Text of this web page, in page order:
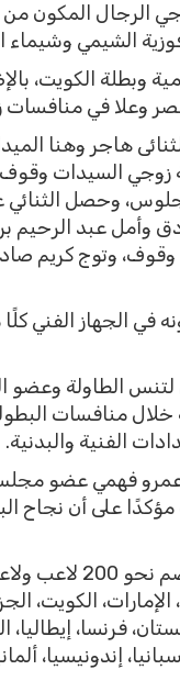
الرجال المكون
الشيمي وشيماء
وبطلة الكويت،
مصر وعلا في
هاجر وهنا
السيدات وقوف
جلوس، وحصل
وأمل عبد الرحيم
وتوج كريم
الجهاز الفني
الطاولة وعضو
خلال منافسات
الفنية والبدنية.
عمرو فهمي عضو
على أن نجاح
وتشهد البطولة مشاركة
الكويت،
فرنسا، إيطاليا،
إندونيسيا،